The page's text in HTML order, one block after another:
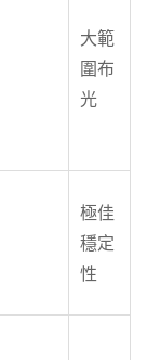
大範
圍布
光
極佳
穩定
性